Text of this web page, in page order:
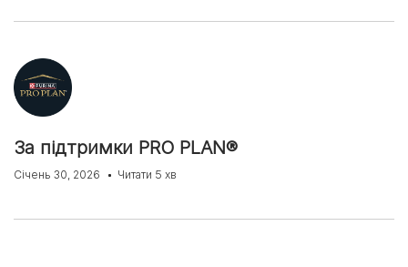
За підтримки PRO PLAN®
Січень 30, 2026 Читати 5 хв